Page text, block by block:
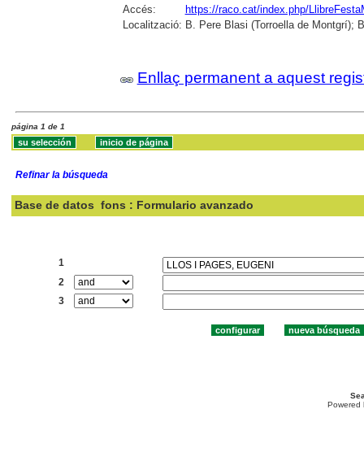
Accés:
https://raco.cat/index.php/
Localització: B. Pere Blasi (Torroella de Montgrí);
Enllaç permanent a aquest
página 1 de 1
Refinar la búsqueda
Base de datos fons : Formulario avanzado
1
2
3
Powered